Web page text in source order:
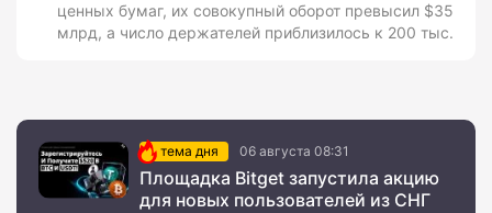
ценных бумаг, их совокупный оборот превысил $35
млрд, а число держателей приблизилось к 200 тыс.
тема дня 06 августа 08:31
Площадка Bitget запустила акцию
для новых пользователей из СНГ